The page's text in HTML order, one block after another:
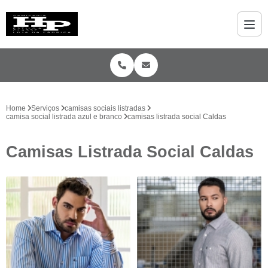
Home Serviços
camisas sociais listradas
camisa social listrada azul e branco
camisas listrada social Caldas
Camisas Listrada Social Caldas